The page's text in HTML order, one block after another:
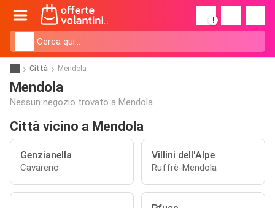
!
Città Mendola
Mendola
Nessun negozio trovato a Mendola.
Città vicino a Mendola
Genzianella
Cavareno
Villini dell'Alpe
Ruffrè-Mendola